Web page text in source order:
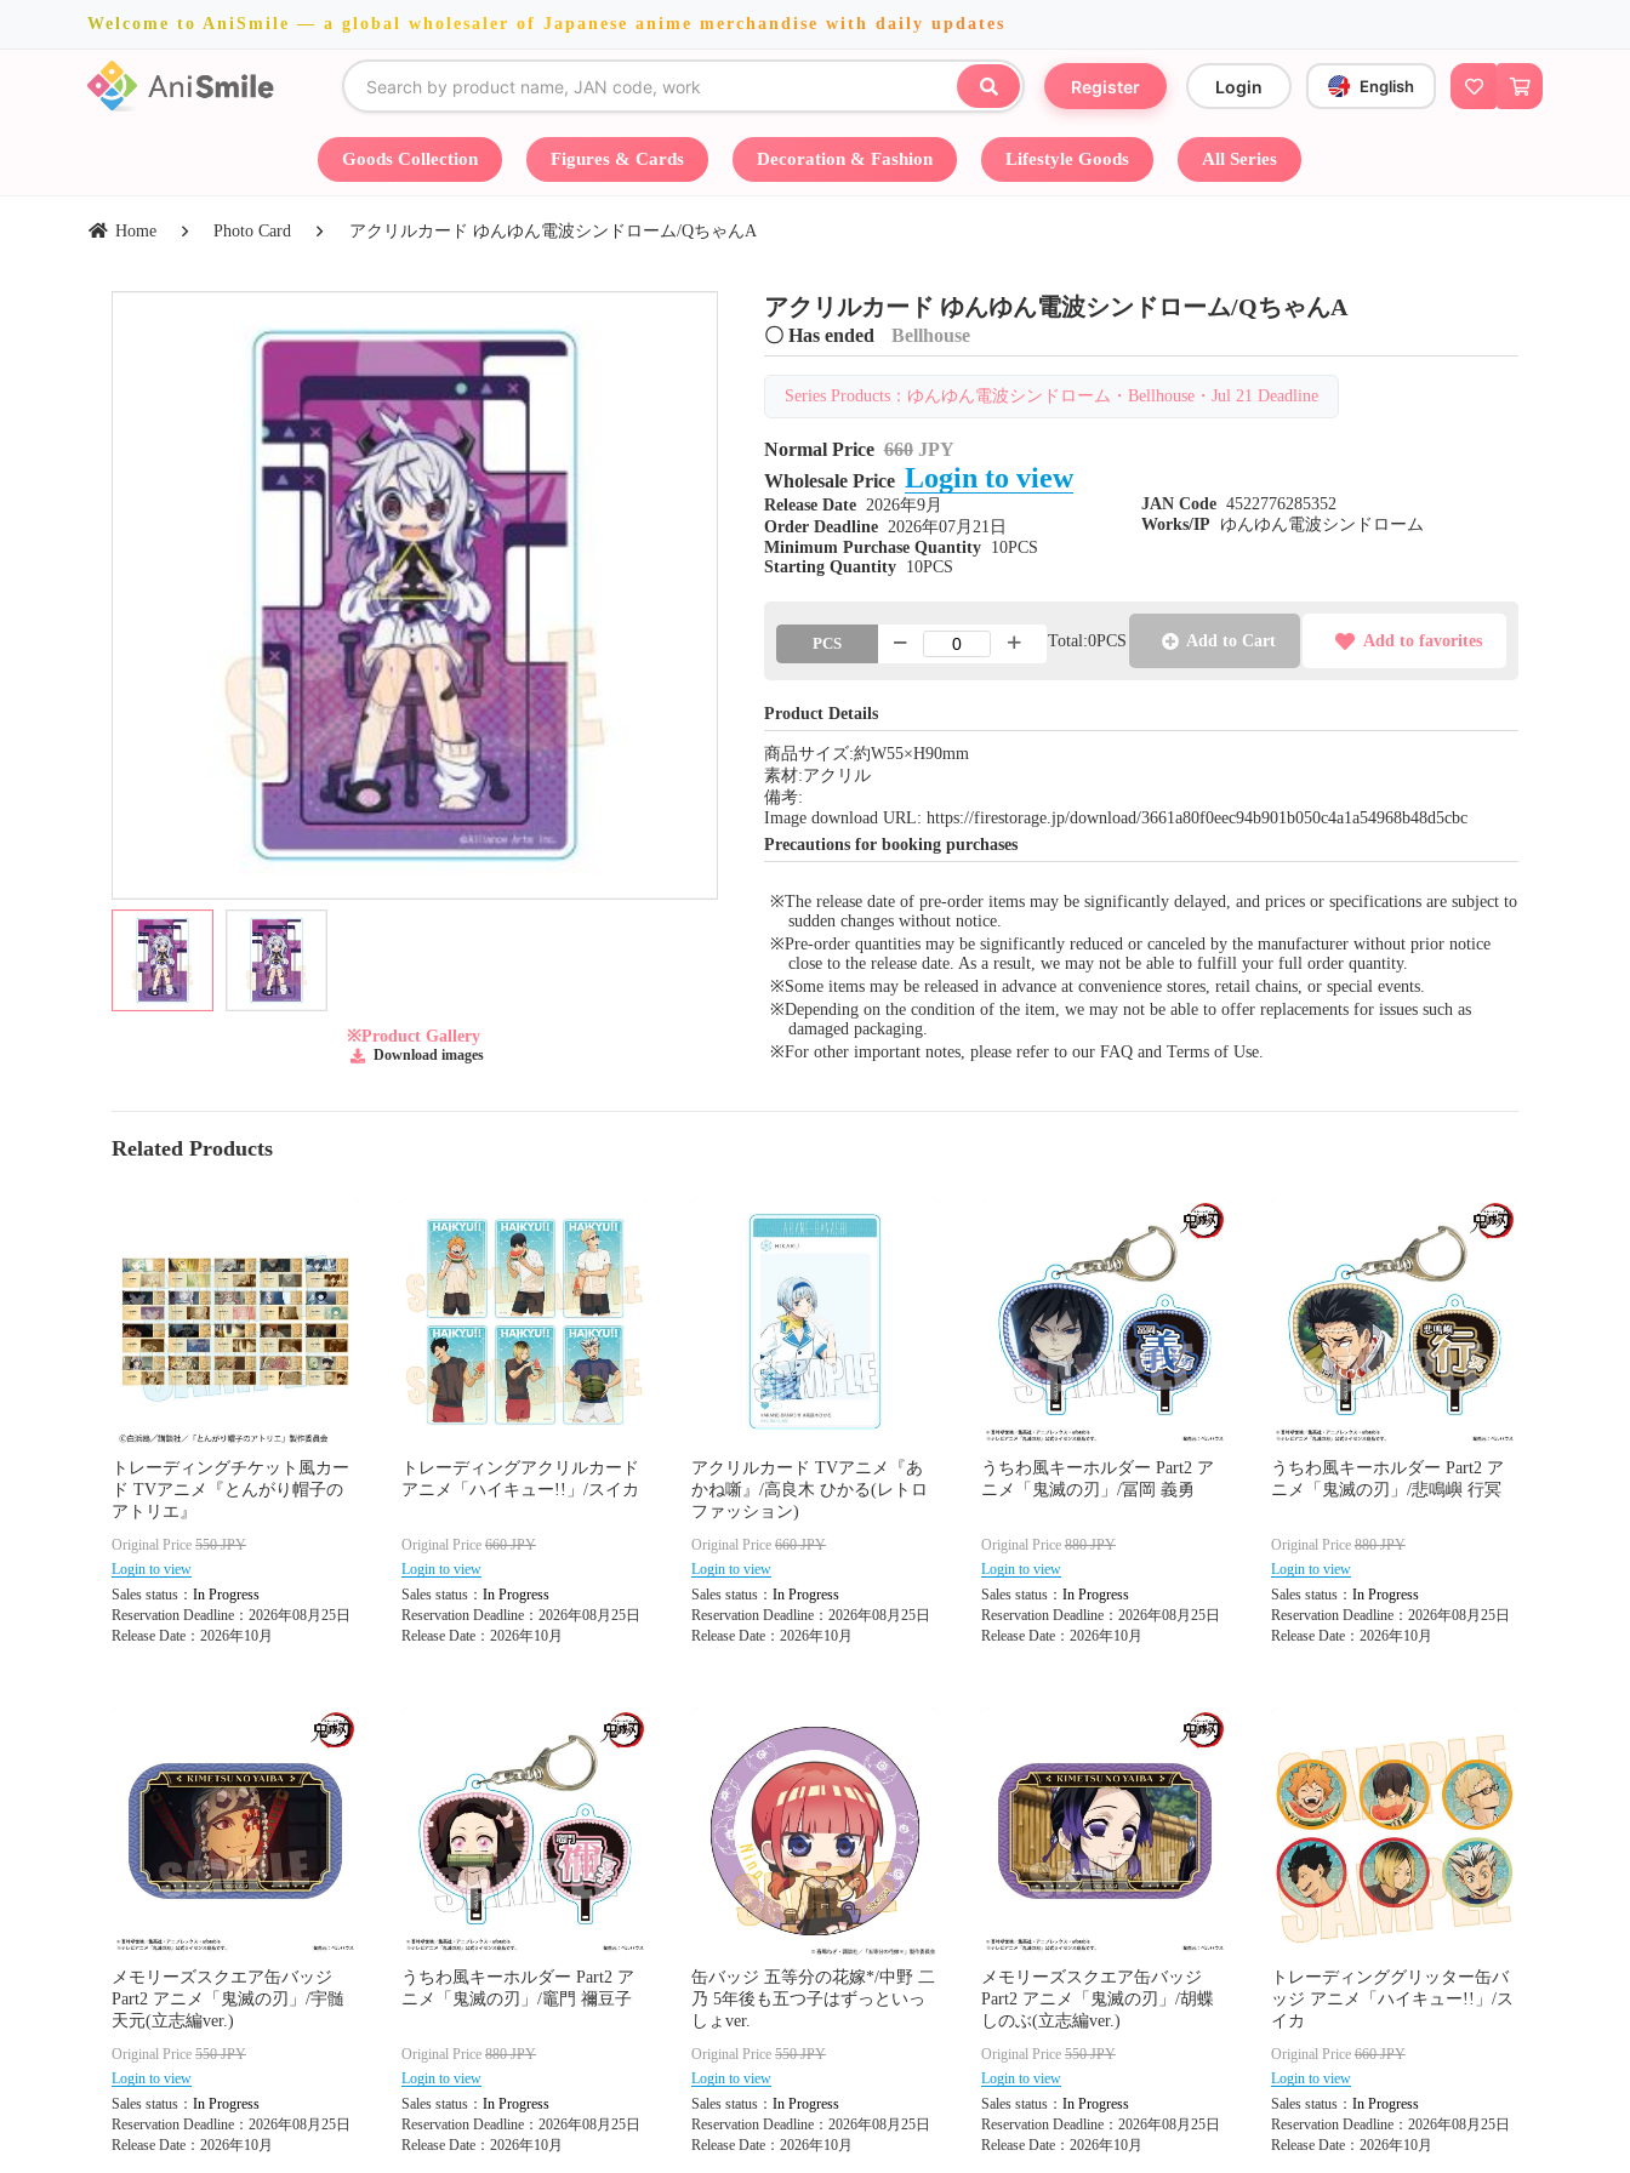
Welcome to AniSmile — a global wholesaler of Japanese anime merchandise with daily updates
Register Login English
Goods Collection Figures & Cards Decoration & Fashion Lifestyle Goods All Series
Home Photo Card アクリルカード ゆんゆん電波シンドローム/QちゃんA
※Product Gallery
Download images
アクリルカード ゆんゆん電波シンドローム/QちゃんA
〇 Has ended Bellhouse
Series Products：ゆんゆん電波シンドローム・Bellhouse・Jul 21 Deadline
Normal Price 660 JPY
Wholesale Price Login to view
Release Date 2026年9月
Order Deadline 2026年07月21日
Minimum Purchase Quantity
10PCS
Starting Quantity
10PCS
JAN Code 4522776285352
Works/IP
ゆんゆん電波シンドローム
PCS Total:0PCS Add to Cart Add to favorites
Product Details
商品サイズ:約W55×H90mm
素材:アクリル
備考:
Image download URL: https://firestorage.jp/download/3661a80f0eec94b901b050c4a1a54968b48d5cbc
Precautions for booking purchases
※The release date of pre-order items may be significantly delayed, and prices or specifications are subject to
sudden changes without notice.
※Pre-order quantities may be significantly reduced or canceled by the manufacturer without prior notice
close to the release date. As a result, we may not be able to fulfill your full order quantity.
※Some items may be released in advance at convenience stores, retail chains, or special events.
※Depending on the condition of the item, we may not be able to offer replacements for issues such as
damaged packaging.
※For other important notes, please refer to our FAQ and Terms of Use.
Related Products
トレーディングチケット風カー
ド TVアニメ『とんがり帽子の
アトリエ』
Original Price 550JPY
Login to view
Sales status： In Progress
Reservation Deadline：2026年08月25日
Release Date：2026年10月
トレーディングアクリルカード
アニメ「ハイキュー!!」/スイカ
Original Price 660JPY
Login to view
Sales status： In Progress
Reservation Deadline：2026年08月25日
Release Date：2026年10月
アクリルカード TVアニメ『あ
かね噺』/高良木 ひかる(レトロ
ファッション)
Original Price 660JPY
Login to view
Sales status： In Progress
Reservation Deadline：2026年08月25日
Release Date：2026年10月
うちわ風キーホルダー Part2 ア
ニメ「鬼滅の刃」/冨岡 義勇
Original Price 880JPY
Login to view
Sales status： In Progress
Reservation Deadline：2026年08月25日
Release Date：2026年10月
うちわ風キーホルダー Part2 ア
ニメ「鬼滅の刃」/悲鳴嶼 行冥
Original Price 880JPY
Login to view
Sales status： In Progress
Reservation Deadline：2026年08月25日
Release Date：2026年10月
メモリーズスクエア缶バッジ
Part2 アニメ「鬼滅の刃」/宇髄
天元(立志編ver.)
Original Price 550JPY
Login to view
Sales status： In Progress
Reservation Deadline：2026年08月25日
Release Date：2026年10月
うちわ風キーホルダー Part2 ア
ニメ「鬼滅の刃」/竈門 禰豆子
Original Price 880JPY
Login to view
Sales status： In Progress
Reservation Deadline：2026年08月25日
Release Date：2026年10月
缶バッジ 五等分の花嫁*/中野 二
乃 5年後も五つ子はずっといっ
しょver.
Original Price 550JPY
Login to view
Sales status： In Progress
Reservation Deadline：2026年08月25日
Release Date：2026年10月
メモリーズスクエア缶バッジ
Part2 アニメ「鬼滅の刃」/胡蝶
しのぶ(立志編ver.)
Original Price 550JPY
Login to view
Sales status： In Progress
Reservation Deadline：2026年08月25日
Release Date：2026年10月
トレーディンググリッター缶バ
ッジ アニメ「ハイキュー!!」/ス
イカ
Original Price 660JPY
Login to view
Sales status： In Progress
Reservation Deadline：2026年08月25日
Release Date：2026年10月